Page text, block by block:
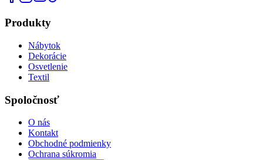
Produkty
Nábytok
Dekorácie
Osvetlenie
Textil
Spoločnosť
O nás
Kontakt
Obchodné podmienky
Ochrana súkromia